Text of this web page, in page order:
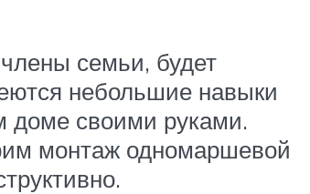
семьи, будет
небольшие навыки
доме своими руками.
монтаж одномаршевой